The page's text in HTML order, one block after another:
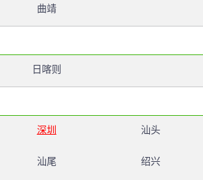
曲靖
日喀则
深圳 汕头
汕尾 绍兴